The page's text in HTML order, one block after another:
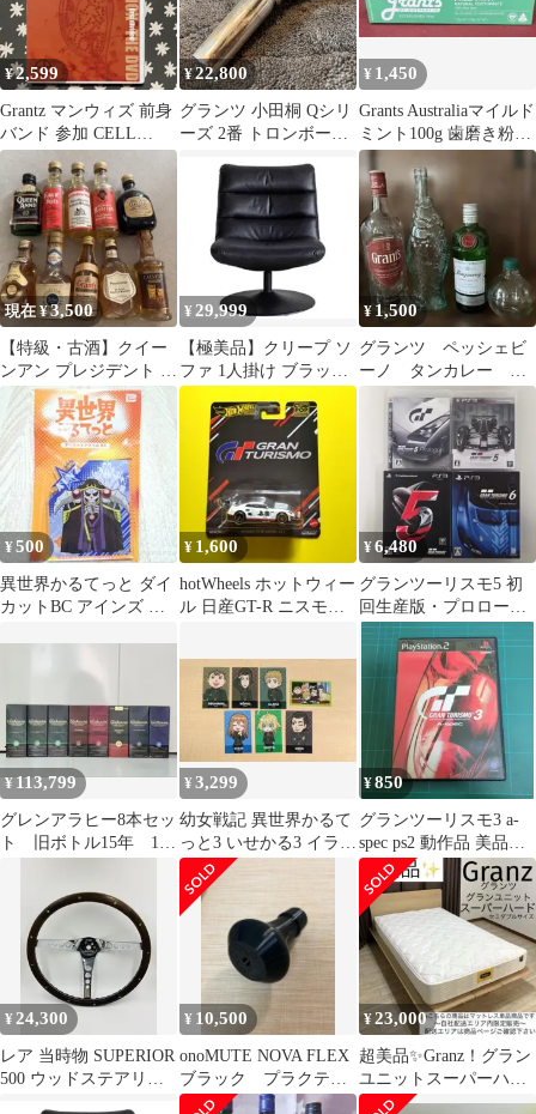
¥2,599
Grantz マンウィズ 前身
バンド 参加 CELL
DIVISION dvd
¥22,800
グランツ 小田桐 Qシリ
ーズ 2番 トロンボーン
¥ 1,450
Grants Australiaマイルド
ミント100g 歯磨き粉1
本❣️
現在 ¥3,500
【特級・古酒】クイー
ンアン プレジデント ニ
ッカ G&G スコッチ10
本セット
¥ 29,999
【極美品】クリープ ソ
ファ 1人掛け ブラック
管理番号②
¥ 1,500
グランツ ペッシェビ
ーノ タンカレー リ
キュール 空き瓶
¥500
異世界かるてっと ダイ
カットBC アインズ オ
¥ 1,600
hotWheels ホットウィー
ル 日産GT-R ニスモ
¥6,480
グランツーリスモ5 初
回生産版・プロロー
グ・スペック・6 初回
限定版 4本セット
¥113,799
グレンアラヒー8本セッ
ト 旧ボトル15年 13
¥3,299
幼女戦記 異世界かるて
っと3 いせかる3 イラス
トカード
¥850
グランツーリスモ3 a-
spec ps2 動作品 美品
ソニー プレステ2ソフ
ト
¥ 24,300
レア 当時物 SUPERIOR
500 ウッドステアリン
¥ 10,500
onoMUTE NOVA FLEX
ブラック プラクティ
スミュート
¥23,000
超美品✨Granz！グラン
ユニットスーパーハー
ド/セミダブルサイズマ